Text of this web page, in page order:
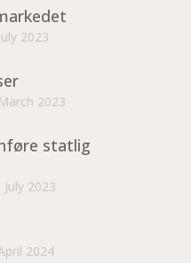
2023
2023
statlig
July 2023
2024